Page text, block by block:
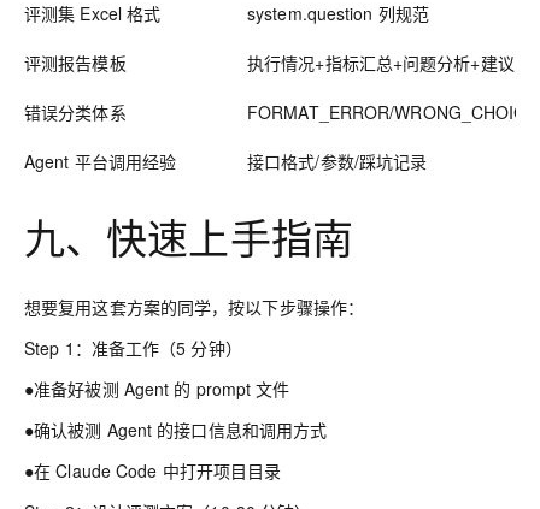
评测集 Excel 格式 system.question 列规范
评测报告模板 执行情况+指标汇总+问题分析+建议
错误分类体系 FORMAT_ERROR/
Agent 平台调用经验 接口格式/参数/踩坑记录
九、快速上手指南
想要复用这套方案的同学，按以下步骤操作：
Step 1：准备工作（5 分钟）
●准备好被测 Agent 的 prompt 文件
●确认被测 Agent 的接口信息和调用方式
●在 Claude Code 中打开项目目录